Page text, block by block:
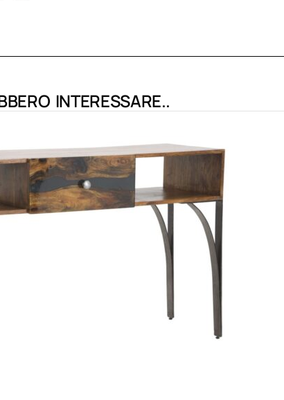
INTERESSARE..